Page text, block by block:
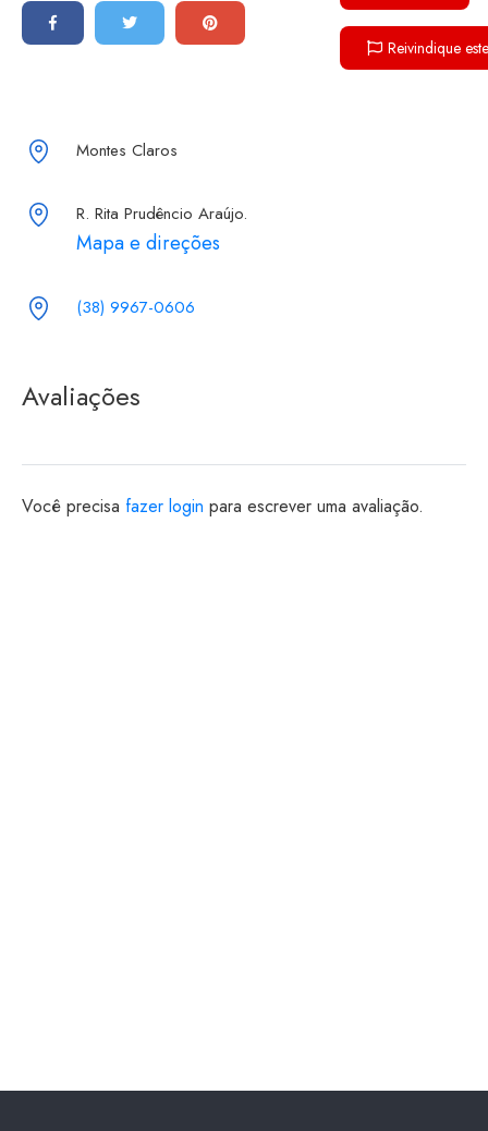
Reivindique
Montes Claros
R. Rita Prudêncio Araújo.
Mapa e direções
(38) 9967-0606
Avaliações
Você precisa fazer login para escrever uma avaliação.